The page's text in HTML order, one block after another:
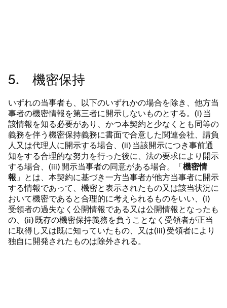
5. 機密保持
いずれの当事者も、以下のいずれかの場合を除き、他方当
事者の機密情報を第三者に開示しないものとする。(i) 当
該情報を知る必要があり、かつ本契約と少なくとも同等の
義務を伴う機密保持義務に書面で合意した関連会社、請負
人又は代理人に開示する場合、(ii) 当該開示につき事前通
知をする合理的な努力を行った後に、法の要求により開示
する場合、(iii) 開示当事者の同意がある場合。「 機密情
報 」とは、本契約に基づき一方当事者が他方当事者に開示
する情報であって、機密と表示されたもの又は該当状況に
おいて機密であると合理的に考えられるものをいい、(i)
受領者の過失なく公開情報である又は公開情報となったも
の、(ii) 既存の機密保持義務を負うことなく受領者が正当
に取得し又は既に知っていたもの、又は(iii) 受領者により
独自に開発されたものは除外される。